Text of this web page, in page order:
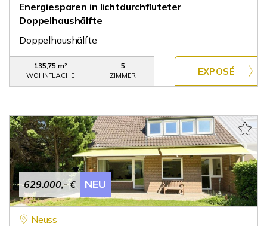
Energiesparen in lichtdurchfluteter
Doppelhaushälfte
Doppelhaushälfte
135,75 m²
WOHNFLÄCHE
5
ZIMMER
629.000,- € NEU
Neuss